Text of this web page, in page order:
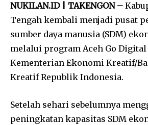
NUKILAN.ID | TAKENGON –
Tengah kembali menjadi pusat
sumber daya manusia (SDM)
melalui program Aceh Go Digital
Kementerian Ekonomi Kreatif/
Kreatif Republik Indonesia.
Setelah sehari sebelumnya
peningkatan kapasitas SDM